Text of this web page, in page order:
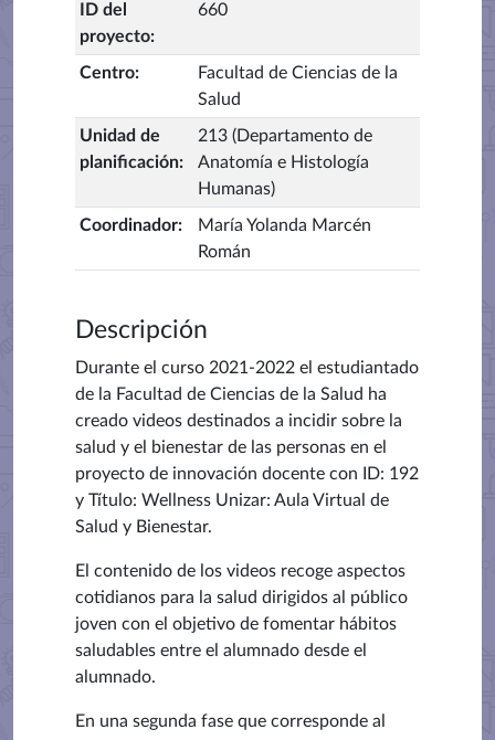
ID del
proyecto:
660
Centro:
Facultad de Ciencias de la
Salud
Unidad de
planificación:
213 (Departamento de
Anatomía e Histología
Humanas)
Coordinador:
María Yolanda Marcén
Román
Descripción
Durante el curso 2021-2022 e l estudiantado
de la Facultad de Ciencias de la Salud ha
creado videos destinados a incidir sobre la
salud y el bienestar de las personas en el
proyecto de innovación docente con ID: 192
y Título: Wellness Unizar: Aula Virtual de
Salud y Bienestar.
El contenido de los videos recoge aspectos
cotidianos para la salud dirigidos al público
joven con el objetivo de fomentar hábitos
saludables entre el alumnado desde el
alumnado.
En una segunda fase que corresponde al